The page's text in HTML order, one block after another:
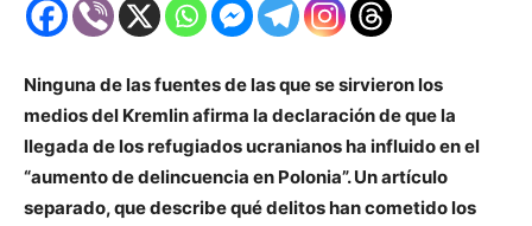
Ninguna de las fuentes de las que se sirvieron los
medios del Kremlin afirma la declaración de que la
llegada de los refugiados ucranianos ha influido en el
“aumento de delincuencia en Polonia”. Un artículo
separado, que describe qué delitos han cometido los